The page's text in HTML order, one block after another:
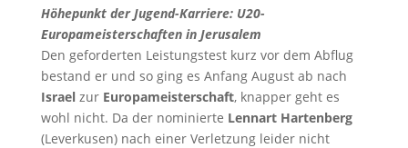
Höhepunkt der Jugend-Karriere: U20-
Europameisterschaften in Jerusalem
Den geforderten Leistungstest kurz vor dem Abflug
bestand er und so ging es Anfang August ab nach
Israelzur Europameisterschaft, knapper geht es
wohl nicht. Da der nominierte Lennart Hartenberg
(Leverkusen) nach einer Verletzung leider nicht